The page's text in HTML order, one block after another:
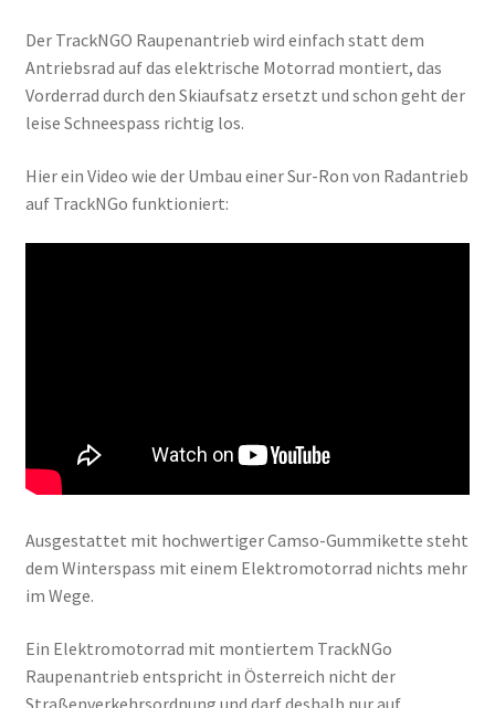
Der TrackNGO Raupenantrieb wird einfach statt dem
Antriebsrad auf das elektrische Motorrad montiert, das
Vorderrad durch den Skiaufsatz ersetzt und schon geht der
leise Schneespass richtig los.
Hier ein Video wie der Umbau einer Sur-Ron von Radantrieb
auf TrackNGo funktioniert:
Ausgestattet mit hochwertiger Camso-Gummikette steht
dem Winterspass mit einem Elektromotorrad nichts mehr
im Wege.
Ein Elektromotorrad mit montiertem TrackNGo
Raupenantrieb entspricht in Österreich nicht der
Straßenverkehrsordnung und darf deshalb nur auf